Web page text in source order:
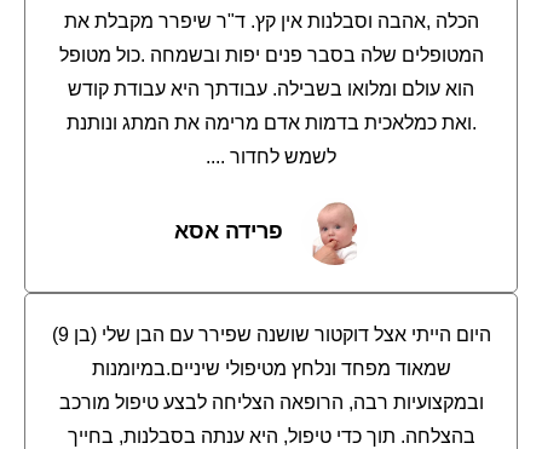
הכלה ,אהבה וסבלנות אין קץ. ד"ר שיפרר מקבלת את
המטופלים שלה בסבר פנים יפות ובשמחה .כול מטופל
הוא עולם ומלואו בשבילה. עבודתך היא עבודת קודש
.ואת כמלאכית בדמות אדם מרימה את המתג ונותנת
לשמש לחדור ....
פרידה אסא
היום הייתי אצל דוקטור שושנה שפירר עם הבן שלי (בן 9)
שמאוד מפחד ונלחץ מטיפולי שיניים.במיומנות
ובמקצועיות רבה, הרופאה הצליחה לבצע טיפול מורכב
בהצלחה. תוך כדי טיפול, היא ענתה בסבלנות, בחייך